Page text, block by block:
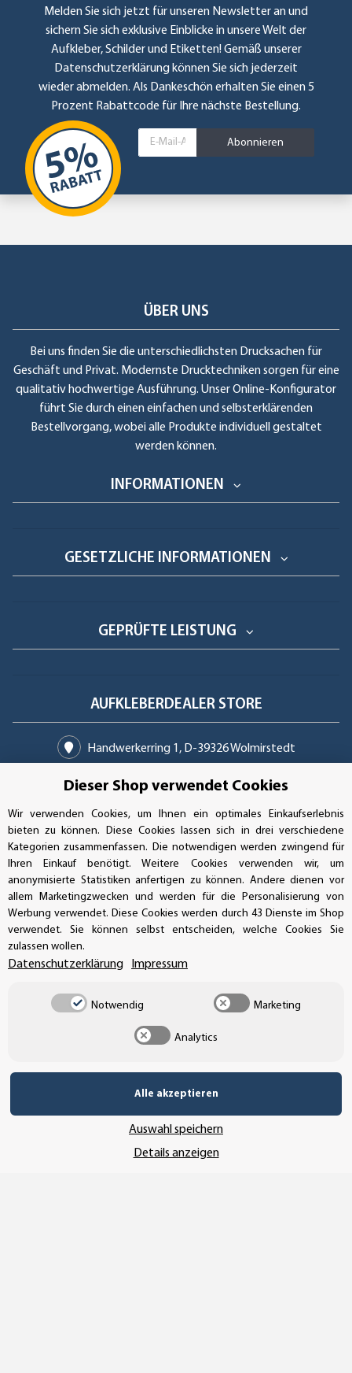
Melden Sie sich jetzt für unseren Newsletter an und
sichern Sie sich exklusive Einblicke in unsere Welt der
Aufkleber, Schilder und Etiketten! Gemäß unserer
Datenschutzerklärungkönnen Sie sich jederzeit
wieder abmelden. Als Dankeschön erhalten Sie einen 5
Prozent Rabattcode für Ihre nächste Bestellung.
Abonnieren
ÜBER UNS
Bei uns finden Sie die unterschiedlichsten Drucksachen für
Geschäft und Privat. Modernste Drucktechniken sorgen für eine
qualitativ hochwertige Ausführung. Unser Online-Konfigurator
führt Sie durch einen einfachen und selbsterklärenden
Bestellvorgang, wobei alle Produkte individuell gestaltet
werden können.
INFORMATIONEN
GESETZLICHE INFORMATIONEN
GEPRÜFTE LEISTUNG
AUFKLEBERDEALER STORE
Handwerkerring 1, D-39326 Wolmirstedt
Bestellungen/Support: +49 (0)39-201-28-98-10
Buchhaltung: +49 (0)39-201-28-98-17
info@aufkleberdealer.de
UNSER AFFILIATE-PROGRAMM
UNSERE ZAHLUNGSARTEN*
SSL-Verschlüsselung
UNSER VERSANDDIENSTLEISTER
Dieser Shop verwendet Cookies
Wir verwenden Cookies, um Ihnen ein optimales Einkaufserlebnis
bieten zu können. Diese Cookies lassen sich in drei verschiedene
Kategorien zusammenfassen. Die notwendigen werden zwingend für
Ihren Einkauf benötigt. Weitere Cookies verwenden wir, um
anonymisierte Statistiken anfertigen zu können. Andere dienen vor
allem Marketingzwecken und werden für die Personalisierung von
Werbung verwendet. Diese Cookies werden durch 43 Dienste im Shop
verwendet. Sie können selbst entscheiden, welche Cookies Sie
zulassen wollen.
Datenschutzerklärung Impressum
Notwendig Marketing
Analytics
Alle akzeptieren
Auswahl speichern
Details anzeigen